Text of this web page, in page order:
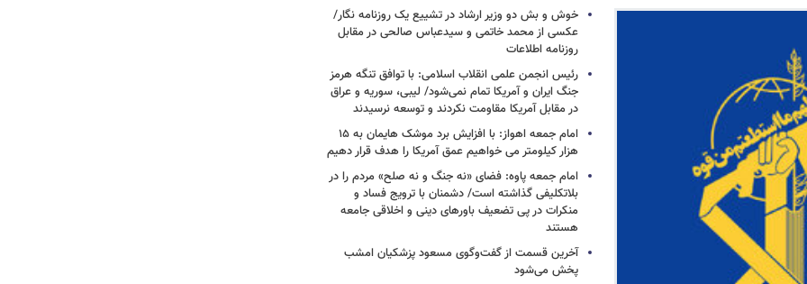
خوش و بش دو وزیر ارشاد در تشییع یک روزنامه نگار/
عکسی از محمد خاتمی و سیدعباس صالحی در مقابل
روزنامه اطلاعات
رئیس انجمن علمی انقلاب اسلامی: با توافق تنگه هرمز
جنگ ایران و آمریکا تمام نمی‌شود/ لیبی، سوریه و عراق
در مقابل آمریکا مقاومت نکردند و توسعه نرسیدند
امام‌ جمعه اهواز: با افزایش برد موشک هایمان به ۱۵
هزار کیلومتر می خواهیم عمق آمریکا را هدف قرار دهیم
امام جمعه پاوه: فضای «نه جنگ و نه صلح» مردم را در
بلاتکلیفی گذاشته است/ دشمنان با ترویج فساد و
منکرات در پی تضعیف باورهای دینی و اخلاقی جامعه
هستند
آخرین قسمت از گفت‌وگوی مسعود پزشکیان امشب
پخش می‌شود